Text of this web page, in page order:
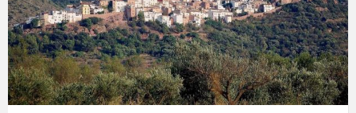
Presentació del llibre &quot;La mare&quot;, d'Emma Zafon